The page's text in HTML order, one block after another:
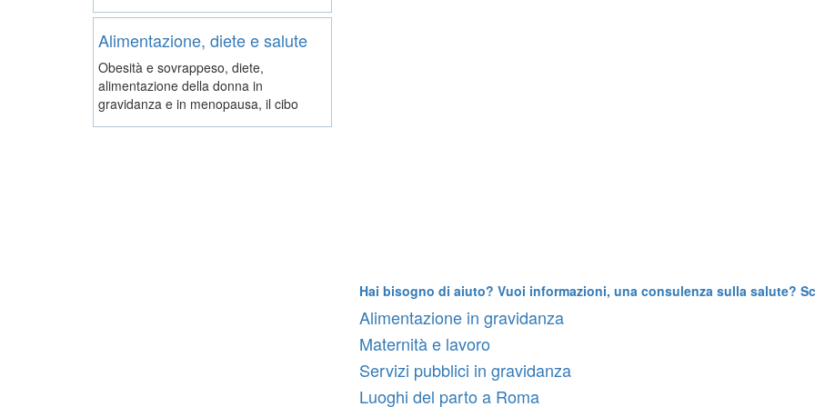
Hai bisogno di aiuto? Vuoi informazioni, una consulenza sulla salute?
Alimentazione in gravidanza
Maternità e lavoro
Servizi pubblici in gravidanza
Luoghi del parto a Roma
Alimentazione, diete e salute
Obesità e sovrappeso, diete,
alimentazione della donna in
gravidanza e in menopausa, il cibo